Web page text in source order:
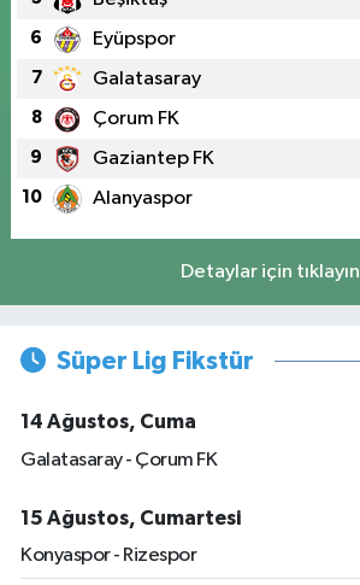
6 Eyüpspor
7 Galatasaray
8 Çorum FK
9 Gaziantep FK
10 Alanyaspor
Detaylar için tıklayın
Süper Lig Fikstür
14 Ağustos, Cuma
Galatasaray - Çorum FK
15 Ağustos, Cumartesi
Konyaspor - Rizespor